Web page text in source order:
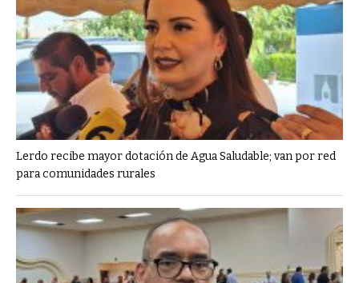
Lerdo recibe mayor dotación de Agua Saludable; van por red
para comunidades rurales